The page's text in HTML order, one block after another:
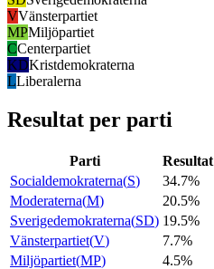
VVänsterpartiet
MPMiljöpartiet
CCenterpartiet
KDKristdemokraterna
LLiberalerna
Resultat per parti
Parti
Resultat
Socialdemokraterna(S)
34.7%
Moderaterna(M)
20.5%
Sverigedemokraterna(SD) 19.5%
Vänsterpartiet(V)
7.7%
Miljöpartiet(MP)
4.5%